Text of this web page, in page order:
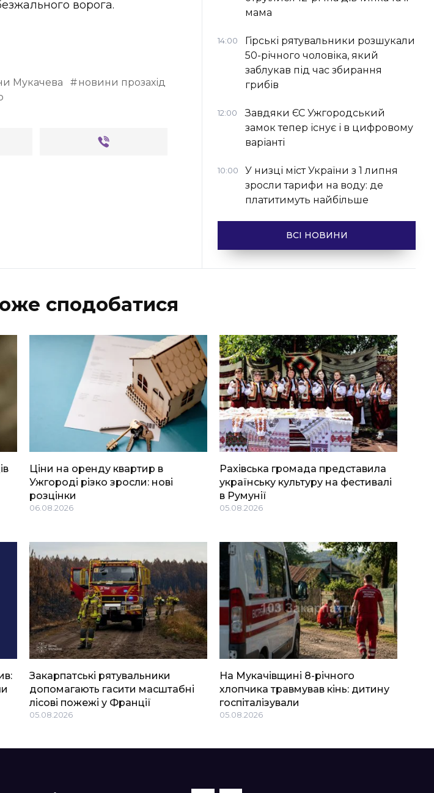
ворога.
Мукачева
новини прозахід
мама
14:00
Гірські рятувальники розшукали
50-річного чоловіка, який
заблукав під час збирання
грибів
12:00
Завдяки ЄС Ужгородський
замок тепер існує і в цифровому
варіанті
10:00
У низці міст України з 1 липня
зросли тарифи на воду: де
платитимуть найбільше
ВСІ НОВИНИ
сподобатися
Ціни на оренду квартир в
Ужгороді різко зросли: нові
розцінки
06.08.2026
Рахівська громада представила
українську культуру на фестивалі
в Румунії
05.08.2026
Закарпатські рятувальники
допомагають гасити масштабні
лісові пожежі у Франції
05.08.2026
На Мукачівщині 8-річного
хлопчика травмував кінь: дитину
госпіталізували
05.08.2026